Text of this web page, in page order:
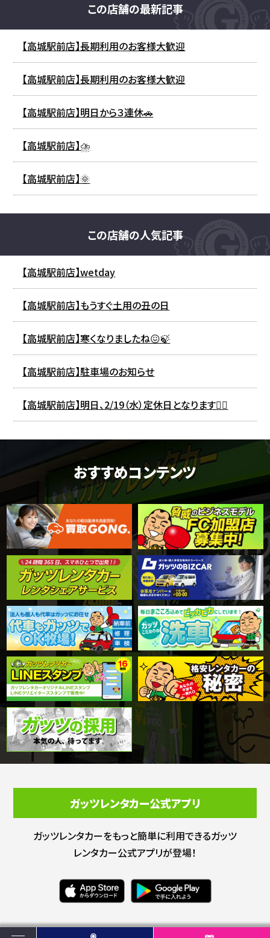
この店舗の最新記事
【高城駅前店】長期利用のお客様大歓迎
【高城駅前店】長期利用のお客様大歓迎
【高城駅前店】明日から３連休🚗
【高城駅前店】⛈️
【高城駅前店】🌞
この店舗の人気記事
【高城駅前店】wetday
【高城駅前店】もうすぐ土用の丑の日
【高城駅前店】寒くなりましたね😖🍃
【高城駅前店】駐車場のお知らせ
【高城駅前店】明日、2/19（水）定休日となります🙇‍♀️
おすすめコンテンツ
ガッツレンタカー公式アプリ
ガッツレンタカーをもっと簡単に利用できるガッツ
レンタカー公式アプリが登場！